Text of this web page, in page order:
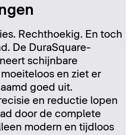
Rechthoekig. En toch
De DuraSquare-
schijnbare
en ziet er
goed uit.
en reductie lopen
door de complete
modern en tijdloos